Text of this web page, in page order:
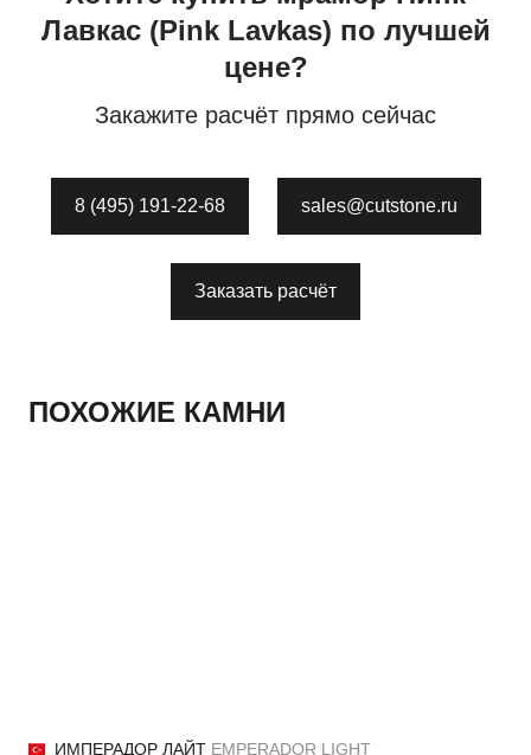
Лавкас (Pink Lavkas) по лучшей
цене?
Закажите расчёт прямо сейчас
8 (495) 191-22-68 sales@cutstone.ru
Заказать расчёт
ПОХОЖИЕ КАМНИ
ИМПЕРАДОР ЛАЙТ EMPERADOR LIGHT